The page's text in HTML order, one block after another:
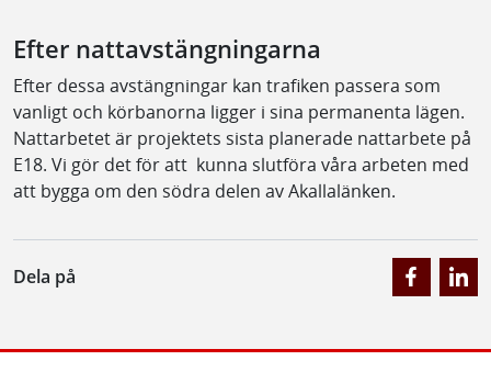
Efter nattavstängningarna
Efter dessa avstängningar kan trafiken passera som
vanligt och körbanorna ligger i sina permanenta lägen.
Nattarbetet är projektets sista planerade nattarbete på
E18. Vi gör det för att kunna slutföra våra arbeten med
att bygga om den södra delen av Akallalänken.
Dela på